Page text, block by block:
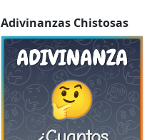
Adivinanzas Chistosas